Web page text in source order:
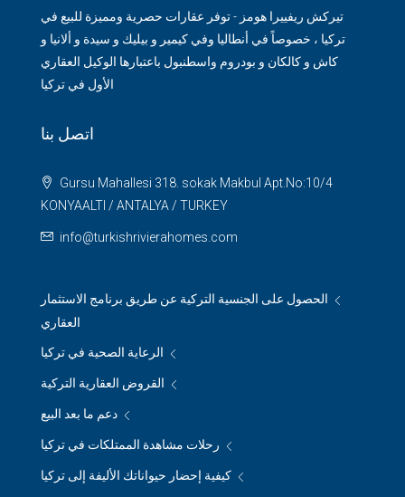
تيركش ريفييرا هومز - توفر عقارات حصرية ومميزة للبيع في
تركيا ، خصوصاً في أنطاليا وفي كيمير و بيليك و سيدة و ألانيا و
كاش و كالكان و بودروم واسطنبول باعتبارها الوكيل العقاري
الأول في تركيا
اتصل بنا
Gursu Mahallesi 318. sokak Makbul Apt.No:10/4
KONYAALTI / ANTALYA / TURKEY
info@turkishrivierahomes.com
الحصول على الجنسية التركية عن طريق برنامج الاستثمار
العقاري
الرعاية الصحية في تركيا
القروض العقارية التركية
دعم ما بعد البيع
رحلات مشاهدة الممتلكات في تركيا
كيفية إحضار حيواناتك الأليفة إلى تركيا